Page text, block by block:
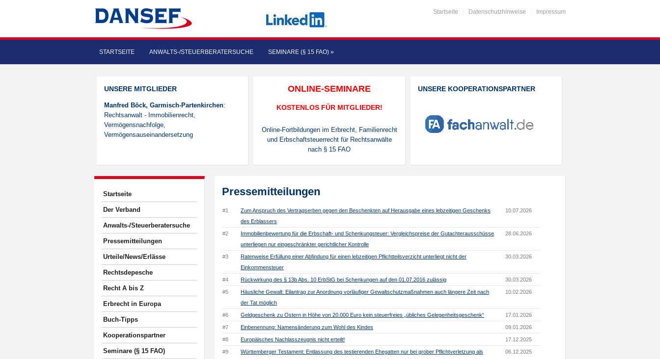
Startseite Datenschutzhinweise Impressum
STARTSEITE ANWALTS-/STEUERBERATERSUCHE SEMINARE (§ 15 FAO) »
UNSERE MITGLIEDER
Manfred Böck, Garmisch-Partenkirchen:
Rechtsanwalt - Immobilienrecht,
Vermögensnachfolge,
Vermögensauseinandersetzung
ONLINE-SEMINARE
KOSTENLOS FÜR MITGLIEDER!
Online-Fortbildungen im Erbrecht, Familienrecht
und Erbschaftsteuerrecht für Rechtsanwälte
nach § 15 FAO
UNSERE KOOPERATIONSPARTNER
Startseite
Der Verband
Anwalts-/Steuerberatersuche
Pressemitteilungen
Urteile/News/Erlässe
Rechtsdepesche
Recht A bis Z
Erbrecht in Europa
Buch-Tipps
Kooperationspartner
Seminare (§ 15 FAO)
Pressemitteilungen
#1
Zum Anspruch des Vertragserben gegen den Beschenkten auf Herausgabe eines lebzeitigen Geschenks
des Erblassers
10.07.2026
#2
Immobilienbewertung für die Erbschaft- und Schenkungsteuer: Vergleichspreise der Gutachterausschüsse
unterliegen nur eingeschränkter gerichtlicher Kontrolle
28.06.2026
#3
Ratenweise Erfüllung einer Abfindung für einen lebzeitigen Pflichtteilsverzicht unterliegt nicht der
Einkommensteuer
30.03.2026
#4 Rückwirkung des § 13b Abs. 10 ErbStG bei Schenkungen auf den 01.07.2016 zulässig 30.03.2026
#5
Häusliche Gewalt: Eilantrag zur Anordnung vorläufiger Gewaltschutzmaßnahmen auch längere Zeit nach
der Tat möglich
10.02.2026
#6 Geldgeschenk zu Ostern in Höhe von 20.000 Euro kein steuerfreies „übliches Gelegenheitsgeschenk“ 17.01.2026
#7 Einbenennung: Namensänderung zum Wohl des Kindes 09.01.2026
#8 Europäisches Nachlasszeugnis nicht erteilt! 17.12.2025
#9
Württemberger Testament: Entlassung des testierenden Ehegatten nur bei grober Pflichtverletzung als
06.12.2025